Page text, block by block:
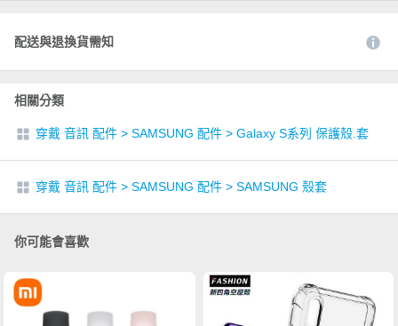
配送與退換貨需知
相關分類
穿戴 音訊 配件 > SAMSUNG 配件 > Galaxy S系列 保護殼.套
穿戴 音訊 配件 > SAMSUNG 配件 > SAMSUNG 殼套
你可能會喜歡